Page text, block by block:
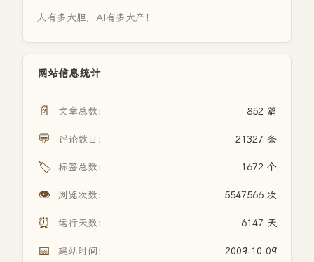
人有多大胆，AI有多大产！
网站信息统计
📄 文章总数： 852 篇
💬 评论数目： 21327 条
🏷️ 标签总数： 1672 个
👁️ 浏览次数： 5547566 次
⏰ 运行天数： 6147 天
📅 建站时间： 2009-10-09